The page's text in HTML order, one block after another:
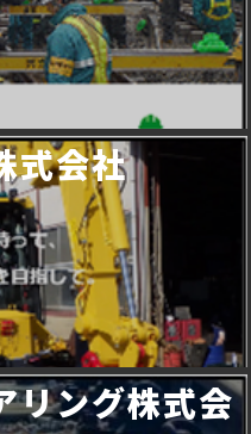
式会社
リング株式会